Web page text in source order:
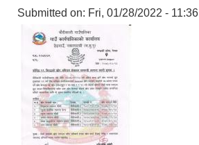
Submitted on: Fri, 01/28/2022 - 11:36